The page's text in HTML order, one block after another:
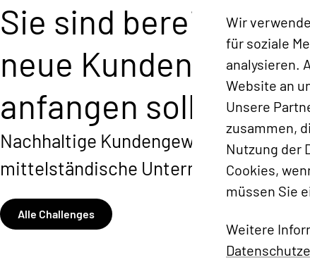
Sie sind bereit Ihr
neue Kunden
anfangen sollen?
Nachhaltige Kundengewinnung,
mittelständische Unternehmen sein.
Alle Challenges
Wir
für soziale
analysieren.
Website an
Unsere
zusammen,
Nutzung der
Cookies,
müssen Sie
Weitere